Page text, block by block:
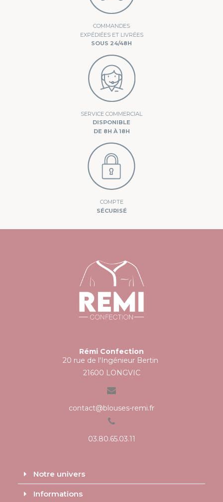
COMMANDES
EXPÉDIÉES ET LIVRÉES
SOUS 24/48H
SERVICE COMMERCIAL
DISPONIBLE
DE 8H À 18H
COMPTE
SÉCURISÉ
Rémi Confection
20 rue de l'Ingénieur Bertin
21600 LONGVIC
contact@blouses-remi.fr
03.80.65.03.11
Notre univers
Informations